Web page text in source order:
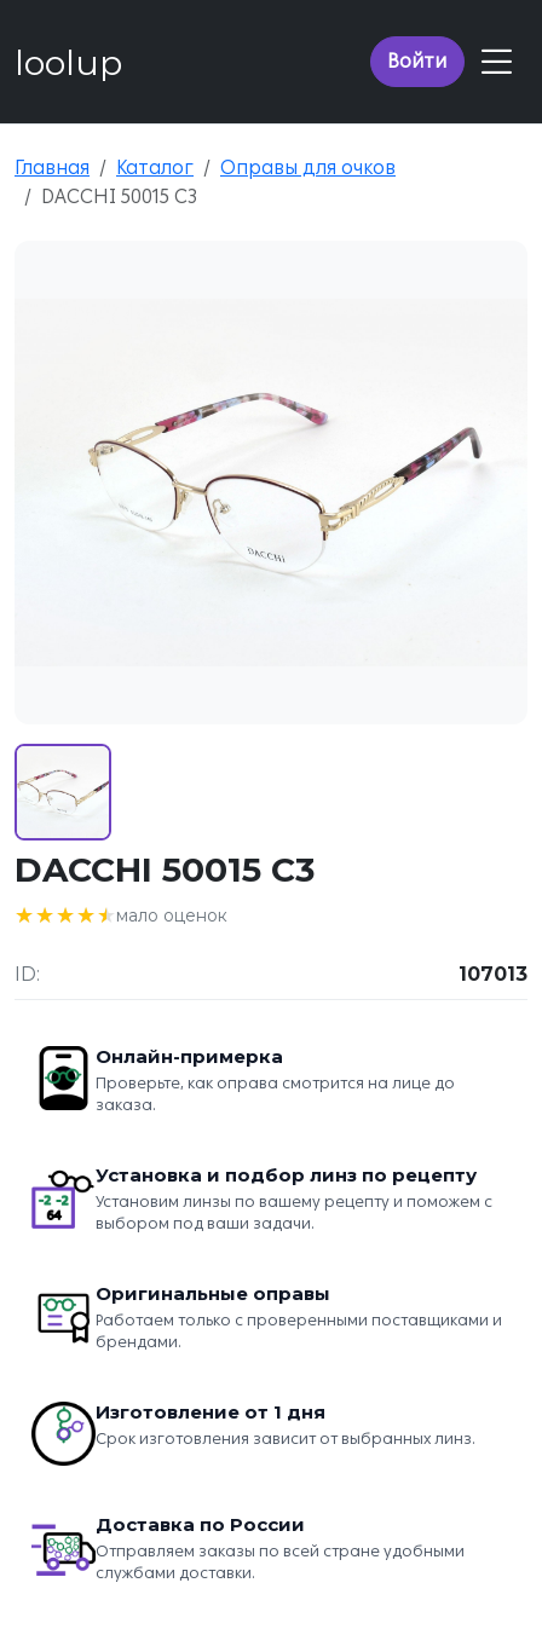
loolup Войти
Главная Каталог
Оправы для очков
DACCHI 50015 C3
DACCHI 50015 C3
★★★★★
★★★★★мало оценок
ID: 107013
Онлайн-примерка
Проверьте, как оправа смотрится на лице до
заказа.
Установка и подбор линз по рецепту
Установим линзы по вашему рецепту и поможем с
выбором под ваши задачи.
Оригинальные оправы
Работаем только с проверенными поставщиками и
брендами.
Изготовление от 1 дня
Срок изготовления зависит от выбранных линз.
Доставка по России
Отправляем заказы по всей стране удобными
службами доставки.